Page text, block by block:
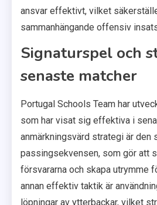
ansvar effektivt, vilket
sammanhängande offensiv
Signaturspel och
senaste matcher
Portugal Schools Team har
som har visat sig effektiva i
anmärkningsvärd strategi är den
passingsekvensen, som gör att
försvararna och skapa utrymme
annan effektiv taktik är
löpningar av ytterbackar, vilket